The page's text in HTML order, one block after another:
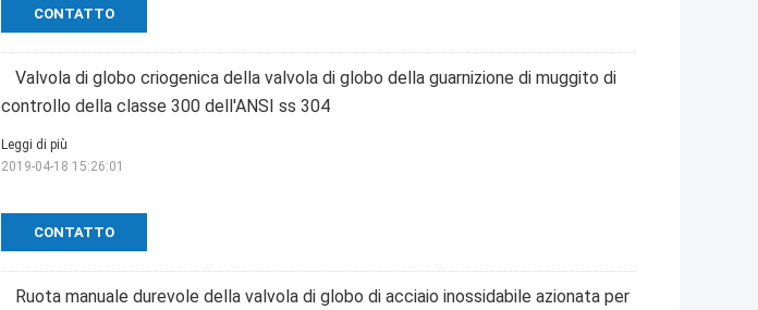
CONTATTO
Valvola di globo criogenica della valvola di globo della guarnizione di muggito di
controllo della classe 300 dell'ANSI ss 304
CONTATTO
Leggi di più
2019-04-18 15:26:01
Ruota manuale durevole della valvola di globo di acciaio inossidabile azionata per